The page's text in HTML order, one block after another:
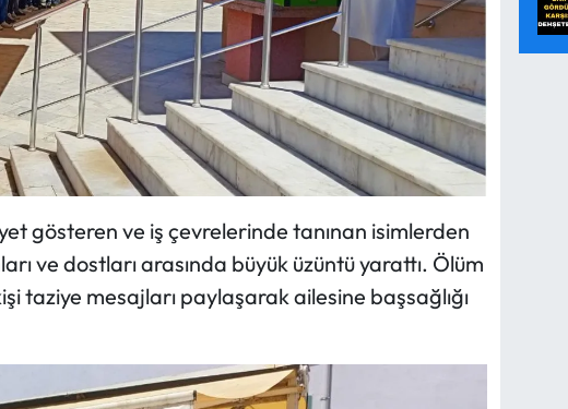
gösteren ve iş çevrelerinde tanınan isimlerden
ve dostları arasında büyük üzüntü yarattı. Ölüm
taziye mesajları paylaşarak ailesine başsağlığı